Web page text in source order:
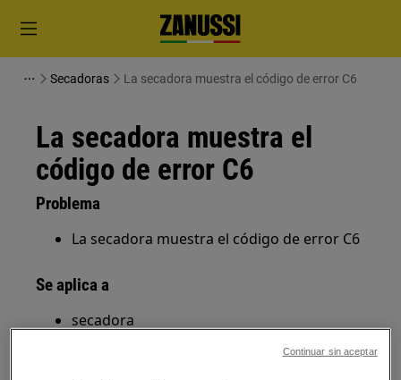
Secadoras La secadora muestra el código de error C6
La secadora muestra el
código de error C6
Problema
La secadora muestra el código de error C6
Se aplica a
secadora
Continuar sin aceptar